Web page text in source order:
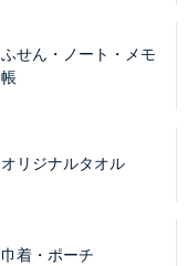
ふせん・ノート・メモ
帳
オリジナルタオル
巾着・ポーチ